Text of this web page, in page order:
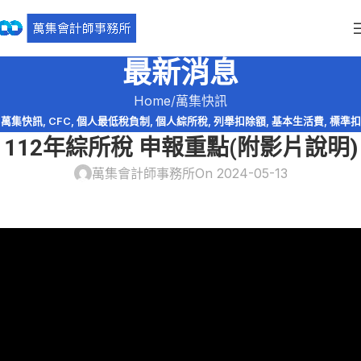
最新消息
Home 萬集快訊
萬集快訊, CFC, 個人最低稅負制 , 個人綜所稅, 列舉扣除額, 基本生活費, 標準扣
除額, 稅務法規,綜所稅免稅額 ,股利收入,薪資所得特別扣除額 ,財產交易損益,
購屋貸款利息
112年綜所稅 申報重點(附影片說明)
萬集會計師事務所On 2024-05-13